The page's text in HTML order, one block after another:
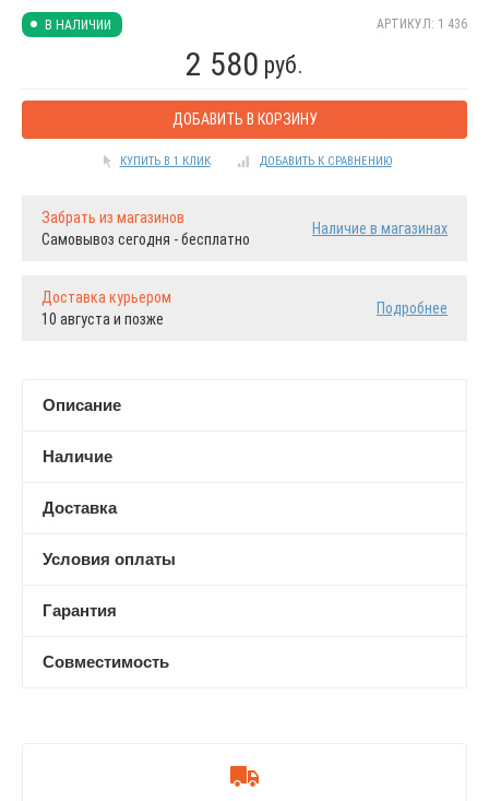
В НАЛИЧИИ АРТИКУЛ: 1 436
2 580 руб.
ДОБАВИТЬ В КОРЗИНУ
КУПИТЬ В 1 КЛИК ДОБАВИТЬ К СРАВНЕНИЮ
Забрать из магазинов
Самовывоз сегодня - бесплатно
Наличие в магазинах
Доставка курьером
10 августа и позже
Подробнее
Описание
Наличие
Доставка
Условия оплаты
Гарантия
Совместимость